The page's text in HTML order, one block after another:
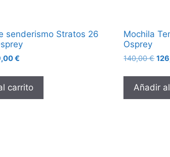
senderismo Stratos 26
€
carrito
Mochila
Osprey
140,00€
Añadir